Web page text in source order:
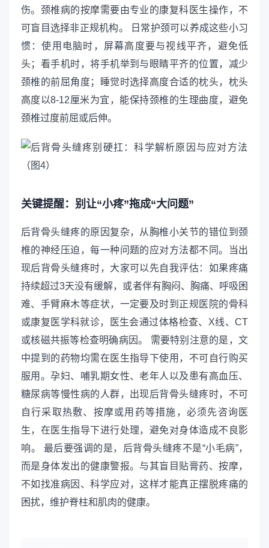
伤。颈椎病的按摩需要由专业的康复科医生操作，不
可盲目选择非正规机构。 日常护颈可以养成这些小习
惯：使用电脑时，屏幕高度要与视线平齐，避免低
头；看手机时，将手机举到与眼睛平齐的位置，减少
颈椎的前屈角度；睡觉时选择高度合适的枕头，枕头
高度以8-12厘米为宜，能保持颈椎的生理曲度，避免
颈椎过度前屈或后伸。
关键提醒：别让“小疼”拖成“大问题”
后背骨头缝疼的原因复杂，从胸椎小关节的错位到颈
椎的神经压迫，每一种问题的应对方法都不同。当出
现后背骨头缝疼时，大家可以先自我评估：如果疼痛
持续超过3天没有缓解，或者伴有胸闷、胸痛、呼吸困
难、手臂麻木等症状，一定要及时到正规医院的骨科
或康复医学科就诊，医生会通过体格检查、X线、CT
或核磁共振等检查明确病因。 需要特别注意的是，文
中提到的药物均需在医生指导下使用，不可自行购买
服用。孕妇、哺乳期女性、老年人以及患有高血压、
糖尿病等慢性病的人群，出现后背骨头缝疼时，不可
自行采取热敷、按摩或用药等措施，必须先咨询医
生，在医生指导下进行处理，避免对身体造成不良影
响。 最后要强调的是，后背骨头缝疼不是“小毛病”，
而是身体发出的健康警报。与其盲目贴膏药、按摩，
不如找准病因、科学应对，这样才能真正摆脱疼痛的
困扰，维护脊柱和肌肉的健康。